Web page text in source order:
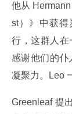
他从
st）》中获得
行，这群人在
感谢他们的仆
凝聚力。Leo
Greenleaf 提